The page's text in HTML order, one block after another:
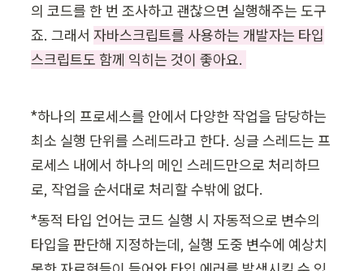
의 코드를 한 번 조사하고 괜찮으면 실행해주는 도구
죠. 그래서 자바스크립트를 사용하는 개발자는 타입
스크립트도 함께 익히는 것이 좋아요.
*하나의 프로세스를 안에서 다양한 작업을 담당하는
최소 실행 단위를 스레드라고 한다. 싱글 스레드는 프
로세스 내에서 하나의 메인 스레드만으로 처리하므
로, 작업을 순서대로 처리할 수밖에 없다.
*동적 타입 언어는 코드 실행 시 자동적으로 변수의
타입을 판단해 지정하는데, 실행 도중 변수에 예상치